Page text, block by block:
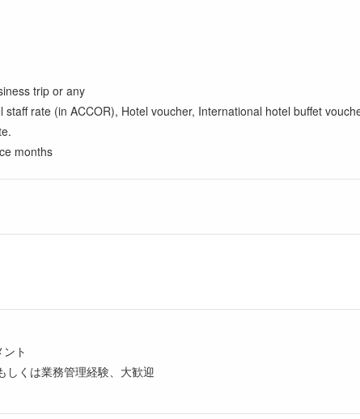
trip or any
rate (in ACCOR), Hotel voucher, International hotel buffet
months
ト
しくは業務管理経験、大歓迎